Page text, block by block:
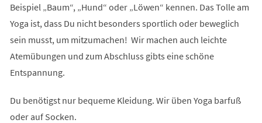
Beispiel „Baum“, „Hund“ oder „Löwen“ kennen. Das Tolle am
Yoga ist, dass Du nicht besonders sportlich oder beweglich
sein musst, um mitzumachen! Wir machen auch leichte
Atemübungen und zum Abschluss gibts eine schöne
Entspannung.
Du benötigst nur bequeme Kleidung. Wir üben Yoga barfuß
oder auf Socken.